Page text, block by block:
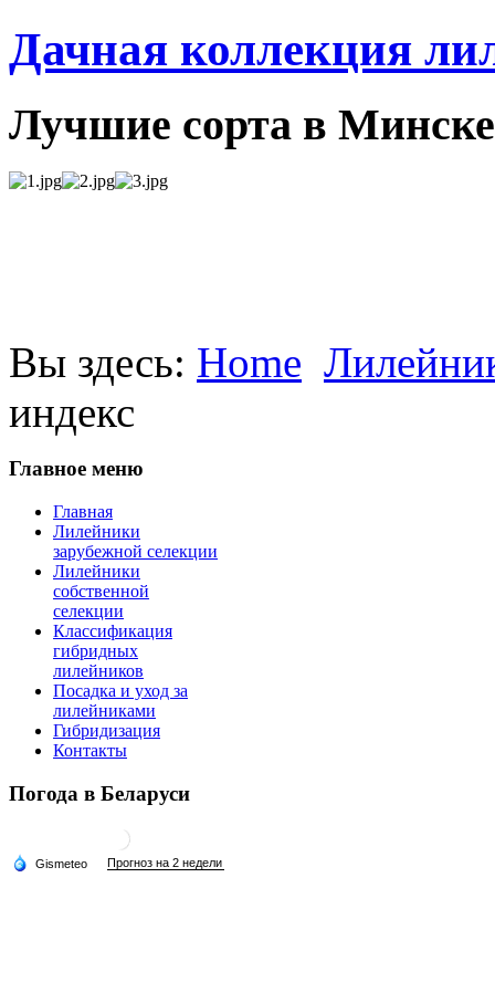
Дачная коллекция
Лучшие сорта в Минске
Вы здесь: Home
индекс
Главное меню
Главная
Лилейники
зарубежной селекции
Лилейники
собственной
селекции
Классификация
гибридных
лилейников
Посадка и уход за
лилейниками
Гибридизация
Контакты
Погода в Беларуси